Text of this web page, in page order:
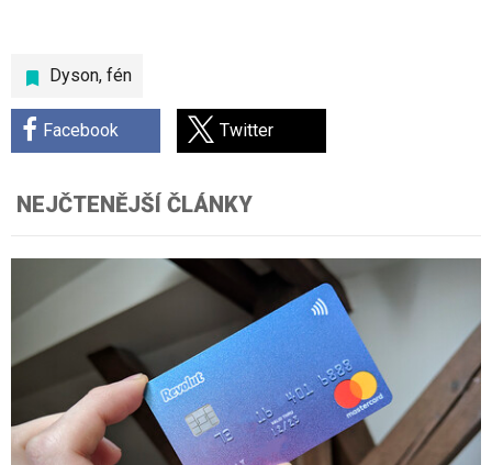
Dyson, fén
Facebook Twitter
NEJČTENĚJŠÍ ČLÁNKY